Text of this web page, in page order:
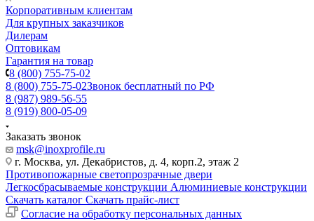
Корпоративным клиентам
Для крупных заказчиков
Дилерам
Оптовикам
Гарантия на товар
8 (800) 755-75-02
8 (800) 755-75-02Звонок бесплатный по РФ
8 (987) 989-56-55
8 (919) 800-05-09
Заказать звонок
msk@inoxprofile.ru
г. Москва, ул. Декабристов, д. 4, корп.2, этаж 2
Противопожарные светопрозрачные двери
Легкосбрасываемые конструкции Алюминиевые конструкции
Скачать каталог Скачать прайс-лист
Cогласие на обработку персональных данных